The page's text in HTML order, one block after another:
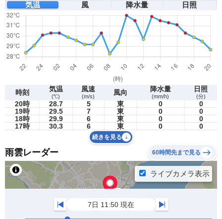
気温 風 降水量 日照
時刻 気温
(℃)
風速
(m/s) 風向 降水量
(mm/h)
日照
(分)
20時 28.7 5 東 0
0
19時
29.5 7 東 0
0
18時
29.9 6 東 0
0
17時
30.3 6 東 0 0
続きを見る
雨雲レーダー 60時間先まで見る